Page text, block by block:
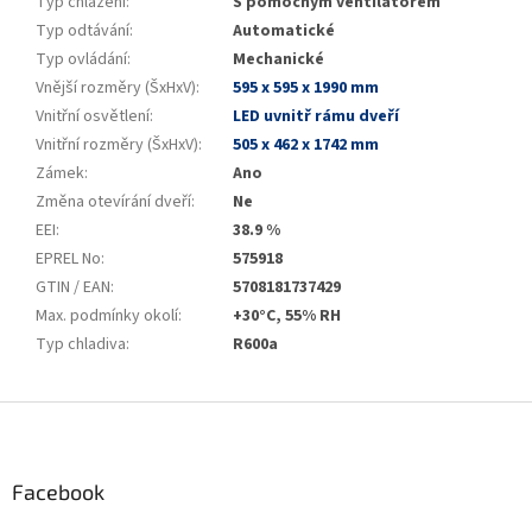
Typ odtávání:
Automatické
Typ ovládání:
Mechanické
Vnější rozměry (ŠxHxV):
595 x 595 x 1990 mm
Vnitřní osvětlení:
LED uvnitř rámu dveří
Vnitřní rozměry (ŠxHxV):
505 x 462 x 1742 mm
Zámek:
Ano
Změna otevírání dveří:
Ne
EEI:
38.9 %
EPREL No:
575918
GTIN / EAN:
5708181737429
Max. podmínky okolí:
+30°C, 55% RH
Typ chladiva: R600a
Facebook